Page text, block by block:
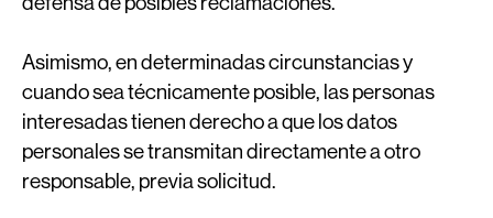
Asimismo, en determinadas circunstancias y
cuando sea técnicamente posible, las personas
interesadas tienen derecho a que los datos
personales se transmitan directamente a otro
responsable, previa solicitud.